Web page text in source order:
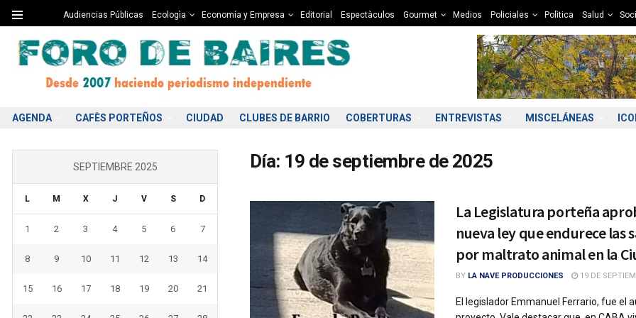
Audiencias Públicas Ecologìa Economía y Empresa Editorial Espectàculos Gourmet Medios Policiales Polìtica Salud
AGENDA CAFÈS PORTEÑOS CIUDAD CLUBES DE BARRIO COBERTURAS ENTREVISTAS MISCELÁNEAS
Día: 19 de septiembre de 2025
La Legislatura porteña
nueva ley que endurece las
por maltrato animal en la
BY LA NAVE PRODUCCIONES 19 DE
El legislador Emmanuel Ferrario, fue el
SEPTIEMBRE 2025
L M X J V S D
1 2 3 4 5 6 7
8 9 10 11 12 13 14
15 16 17 18 19 20 21